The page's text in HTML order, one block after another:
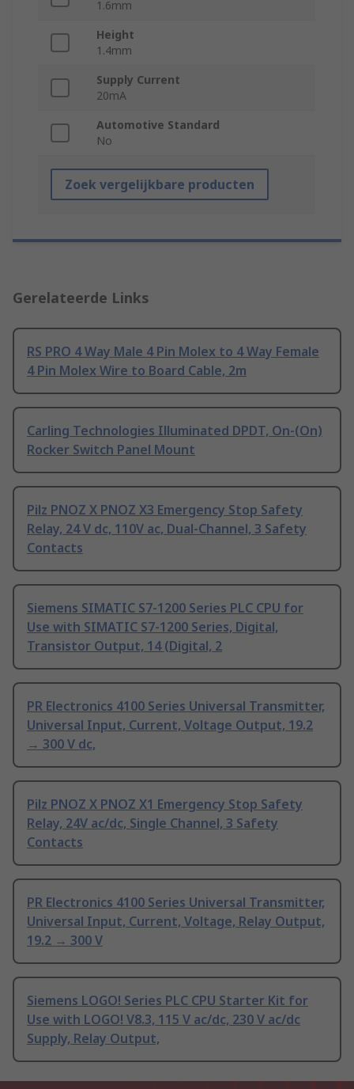
1.6mm
Height
1.4mm
Supply Current
20mA
Automotive Standard
No
Zoek vergelijkbare producten
Gerelateerde Links
RS PRO 4 Way Male 4 Pin Molex to 4 Way Female
4 Pin Molex Wire to Board Cable, 2m
Carling Technologies Illuminated DPDT, On-(On)
Rocker Switch Panel Mount
Pilz PNOZ X PNOZ X3 Emergency Stop Safety
Relay, 24 V dc, 110V ac, Dual-Channel, 3 Safety
Contacts
Siemens SIMATIC S7-1200 Series PLC CPU for
Use with SIMATIC S7-1200 Series, Digital,
Transistor Output, 14 (Digital, 2
PR Electronics 4100 Series Universal Transmitter,
Universal Input, Current, Voltage Output, 19.2
→ 300 V dc,
Pilz PNOZ X PNOZ X1 Emergency Stop Safety
Relay, 24V ac/dc, Single Channel, 3 Safety
Contacts
PR Electronics 4100 Series Universal Transmitter,
Universal Input, Current, Voltage, Relay Output,
19.2 → 300 V
Siemens LOGO! Series PLC CPU Starter Kit for
Use with LOGO! V8.3, 115 V ac/dc, 230 V ac/dc
Supply, Relay Output,